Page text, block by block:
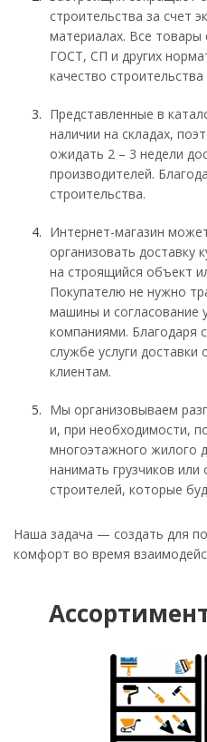
строительства за счет
материалах. Все
ГОСТ, СП и других
качество
Представленные в
наличии на складах,
ожидать 2 – 3 недели
производителей.
строительства.
Интернет-магазин
организовать доставку
на строящийся объект
Покупателю не нужно
машины и согласование
компаниями. Благодаря
службе услуги
клиентам.
Мы организовываем
и, при необходимости,
многоэтажного жилого
нанимать грузчиков или
строителей, которые
Наша задача — создать для
комфорт во время